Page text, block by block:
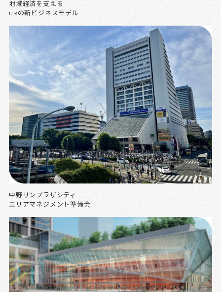
地域経済を支える
URの新ビジネスモデル
中野サンプラザシティ
エリアマネジメント準備会